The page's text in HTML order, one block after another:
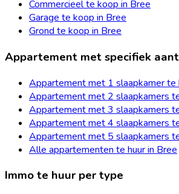
Commercieel te koop in Bree
Garage te koop in Bree
Grond te koop in Bree
Appartement met specifiek
Appartement met 1 slaapkamer te
Appartement met 2 slaapkamers
Appartement met 3 slaapkamers
Appartement met 4 slaapkamers
Appartement met 5 slaapkamers
Alle appartementen te huur in Bree
Immo te huur per type